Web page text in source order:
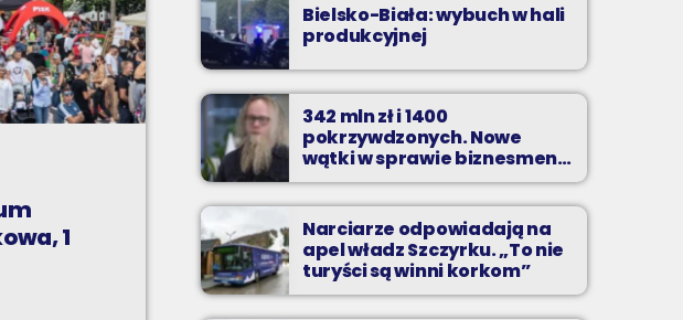
1
Bielsko-Biała: wybuch w hali
produkcyjnej
342 mln zł i 1400
pokrzywdzonych. Nowe
wątki w sprawie biznesmena
z Bielska-Białej
Narciarze odpowiadają na
apel władz Szczyrku. „To nie
turyści są winni korkom”